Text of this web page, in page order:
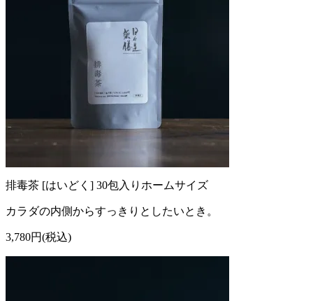
排毒茶 [はいどく] 30包入りホームサイズ
カラダの内側からすっきりとしたいとき。
3,780円(税込)